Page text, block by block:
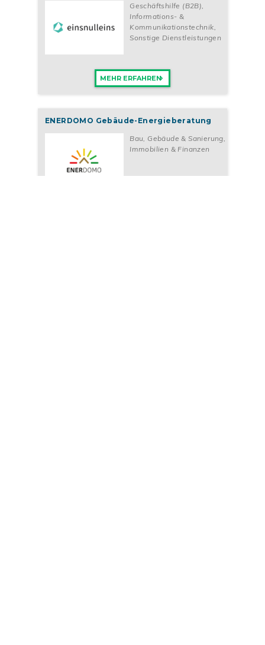
Geschäftshilfe (B2B)
Informations- &
Kommunikationstechnik
Sonstige Dienstleistungen
MEHR ERFAHREN
ENERDOMO Gebäude-Energieberatung
Bau, Gebäude & Sanierung,
Immobilien & Finanzen